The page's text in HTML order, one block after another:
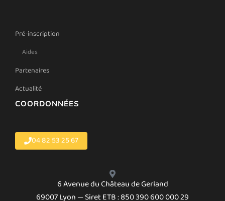
Pré-inscription
Aides
Partenaires
Actualité
COORDONNÉES
04 82 53 25 67
6 Avenue du Château de Gerland
69007 Lyon — Siret ETB : 850 390 600 000 29